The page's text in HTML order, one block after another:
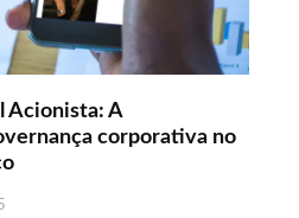
Acionista: A
corporativa no